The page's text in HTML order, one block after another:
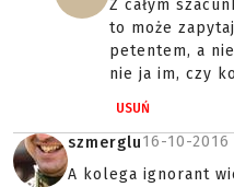
Z całym
to może
petentem, a
nie ja im, czy
USUŃ
szmerglu16-10-2016
A kolega ignorant